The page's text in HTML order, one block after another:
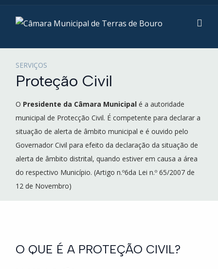
SERVIÇOS
Proteção Civil
O Presidente da Câmara Municipal é a autoridade
municipal de Protecção Civil. É competente para declarar a
situação de alerta de âmbito municipal e é ouvido pelo
Governador Civil para efeito da declaração da situação de
alerta de âmbito distrital, quando estiver em causa a área
do respectivo Município. (Artigo n.º6da Lei n.º 65/2007 de
12 de Novembro)
O QUE É A PROTEÇÃO CIVIL?